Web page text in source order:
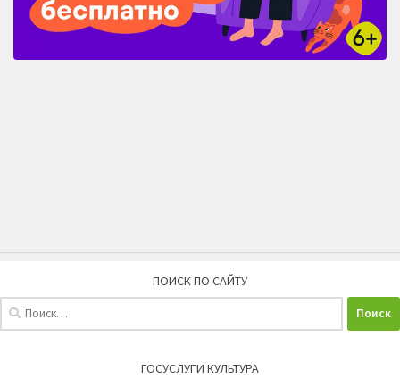
ПОИСК ПО САЙТУ
ГОСУСЛУГИ КУЛЬТУРА